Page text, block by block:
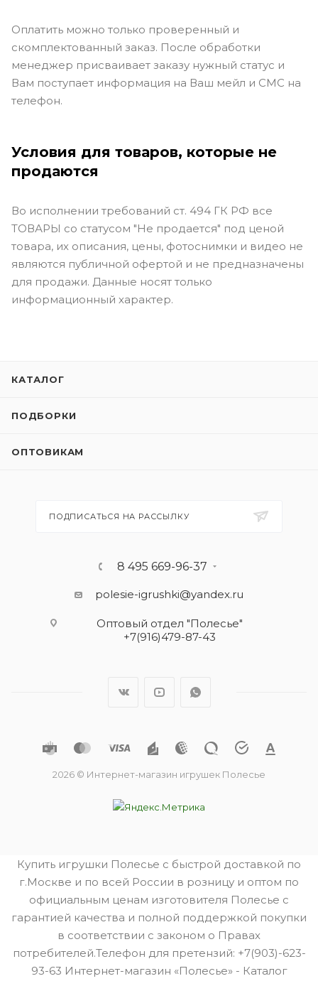
Оплатить можно только проверенный и
скомплектованный заказ. После обработки
менеджер присваивает заказу нужный статус и
Вам поступает информация на Ваш мейл и СМС на
телефон.
Условия для товаров, которые не
продаются
Во исполнении требований ст. 494 ГК РФ все
ТОВАРЫ со статусом "Не продается" под ценой
товара, их описания, цены, фотоснимки и видео не
являются публичной офертой и не предназначены
для продажи. Данные носят только
информационный характер.
КАТАЛОГ
ПОДБОРКИ
ОПТОВИКАМ
ПОДПИСАТЬСЯ НА РАССЫЛКУ
8 495 669-96-37
polesie-igrushki@yandex.ru
Оптовый отдел "Полесье"
+7(916)479-87-43
2026 © Интернет-магазин игрушек Полесье
Купить игрушки Полесье с быстрой доставкой по
г.Москве и по всей России в розницу и оптом по
официальным ценам изготовителя Полесье с
гарантией качества и полной поддержкой покупки
в соответствии с законом о Правах
потребителей.Телефон для претензий: +7(903)-623-
93-63 Интернет-магазин «Полесье» - Каталог